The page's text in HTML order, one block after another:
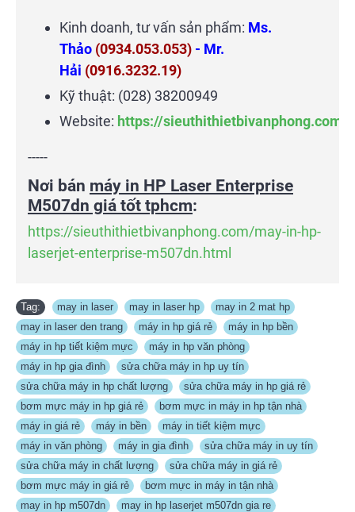
Kinh doanh, tư vấn sản phẩm: Ms.
Thảo (0934.053.053) - Mr.
Hải (0916.3232.19)
Kỹ thuật: (028) 38200949
Website: https://sieuthithietbivanphong.com
-----
Nơi bán máy in HP Laser Enterprise
M507dn giá tốt tphcm:
https://sieuthithietbivanphong.com/may-in-hp-
laserjet-enterprise-m507dn.html
Tag: may in laser may in laser hp may in 2 mat hp
may in laser den trang
máy in hp giá rẻ máy in hp bền
máy in hp tiết kiệm mực
máy in hp văn phòng
máy in hp gia đình
sửa chữa máy in hp uy tín
sửa chữa máy in hp chất lượng
sửa chữa máy in hp giá rẻ
bơm mực máy in hp giá rẻ
bơm mực in máy in hp tận nhà
máy in giá rẻ
máy in bền máy in tiết kiệm mực
máy in văn phòng
máy in gia đình sửa chữa máy in uy tín
sửa chữa máy in chất lượng
sửa chữa máy in giá rẻ
bơm mực máy in giá rẻ
bơm mực in máy in tận nhà
may in hp m507dn
may in hp laserjet m507dn gia re